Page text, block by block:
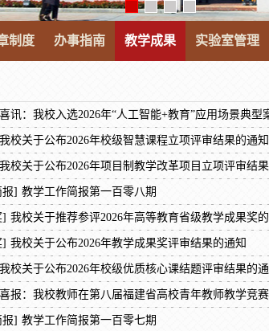
制度 办事指南 教学成果 实验室管理
喜讯：我校入选2026年“人工智能+教育”应用场景典型
我校关于公布2026年校级智慧课程立项评审结果的通知
我校关于公布2026年项目制教学改革项目立项评审结
报] 教学工作简报第一百零八期
] 我校关于推荐参评2026年高等教育省级教学成果奖
] 我校关于公布2026年教学成果奖评审结果的通知
我校关于公布2026年校级优质核心课结题评审结果的
喜报：我校教师在第八届福建省高校青年教师教学竞
报] 教学工作简报第一百零七期